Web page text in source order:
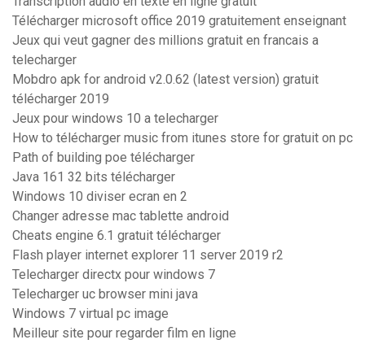
Télécharger microsoft office 2019 gratuitement enseignant
Jeux qui veut gagner des millions gratuit en francais a
telecharger
Mobdro apk for android v2.0.62 (latest version) gratuit
télécharger 2019
Jeux pour windows 10 a telecharger
How to télécharger music from itunes store for gratuit on pc
Path of building poe télécharger
Java 161 32 bits télécharger
Windows 10 diviser ecran en 2
Changer adresse mac tablette android
Cheats engine 6.1 gratuit télécharger
Flash player internet explorer 11 server 2019 r2
Telecharger directx pour windows 7
Telecharger uc browser mini java
Windows 7 virtual pc image
Meilleur site pour regarder film en ligne